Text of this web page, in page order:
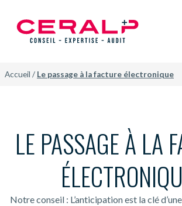
Accueil / Le passage à la facture électronique
LE PASSAGE À LA
Notre conseil : L’anticipation est la clé